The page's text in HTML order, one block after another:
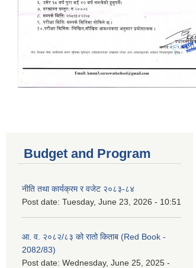
Budget and Program
नीति तथा कार्यक्रम र वजेट २०८३-८४
Post date: Tuesday, June 23, 2026 - 10:51
आ. व. २०८२/८३ को रातो किताब (Red Book -
2082/83)
Post date: Wednesday, June 25, 2025 -